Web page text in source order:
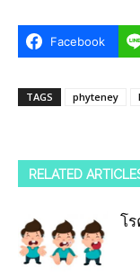
Facebook
TAGS phyteney
RELATED
โ